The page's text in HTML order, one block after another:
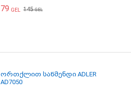
79 GEL 145GEL
ორთქლით საწმენდი ADLER
AD7050